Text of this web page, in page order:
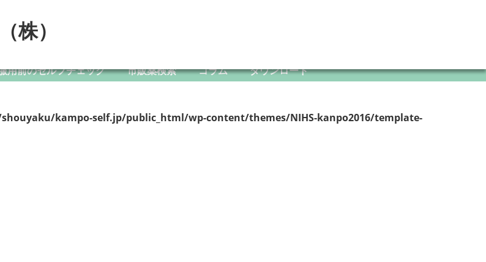
用前のセルフチェック 市販薬検索 コラム ダウンロード
株）
kampo-self.jp/public_html/wp-content/themes/NIHS-kanpo2016/template-